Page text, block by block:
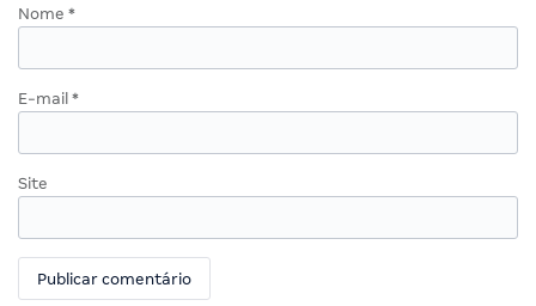
Nome *
E-mail *
Site